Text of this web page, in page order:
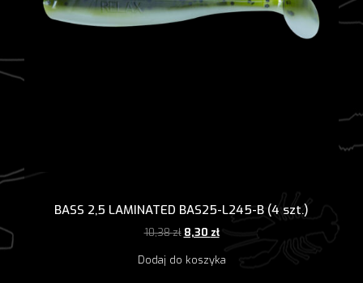
BASS 2,5 LAMINATED BAS25-L245-B (4 szt.)
10,38zł Pierwotna
wynosiła:
8,30 złAktualna
wynosi:
Dodaj do koszyka